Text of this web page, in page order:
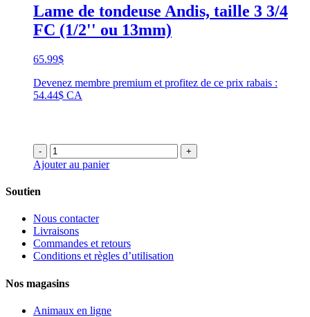
Lame de tondeuse Andis, taille 3 3/4
FC (1/2'' ou 13mm)
65.99$
Devenez membre premium et profitez de ce prix rabais :
54.44$ CA
- +
Ajouter au panier
Soutien
Nous contacter
Livraisons
Commandes et retours
Conditions et règles d’utilisation
Nos magasins
Animaux en ligne